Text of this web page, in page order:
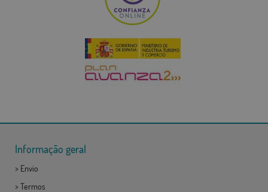
Informação geral
> Envio
> Termos